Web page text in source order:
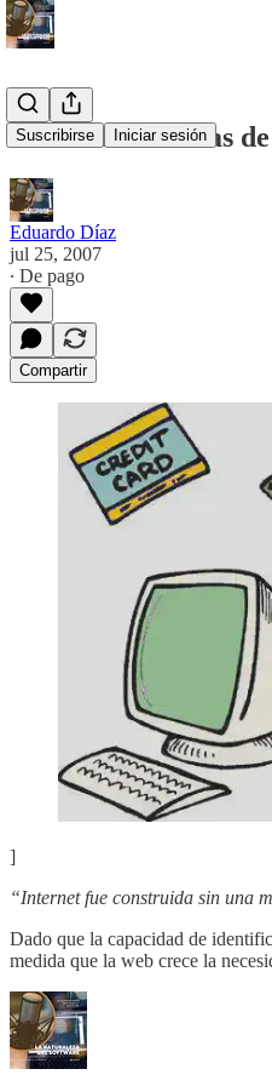
Suscribirse Iniciar sesión
Los meta sistemas
Eduardo Díaz
jul 25, 2007
∙ De pago
Compartir
]
“Internet fue construida sin una
Dado que la capacidad de
medida que la web crece la